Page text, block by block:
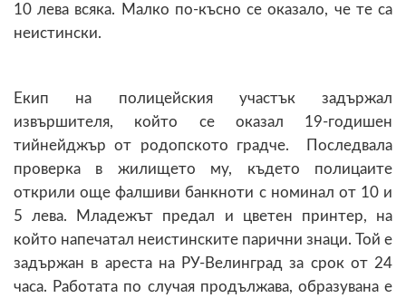
10 лева всяка. Малко по-късно се оказало, че те са
неистински.
Екип на полицейския участък задържал
извършителя, който се оказал 19-годишен
тийнейджър от родопското градче. Последвала
проверка в жилището му, където полицаите
открили още фалшиви банкноти с номинал от 10 и
5 лева. Младежът предал и цветен принтер, на
който напечатал неистинските парични знаци. Той е
задържан в ареста на РУ-Велинград за срок от 24
часа. Работата по случая продължава, образувана е